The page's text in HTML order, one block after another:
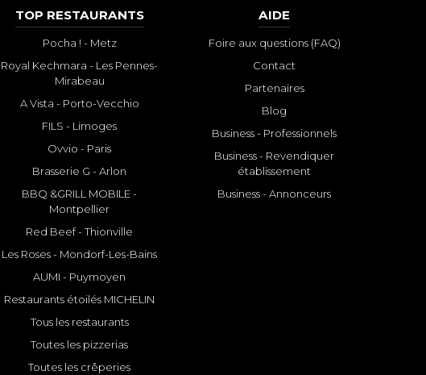
TOP RESTAURANTS
Pocha ! - Metz
Royal Kechmara - Les Pennes-
Mirabeau
A Vista - Porto-Vecchio
FILS - Limoges
Ovvio - Paris
Brasserie G - Arlon
BBQ &GRILL MOBILE -
Montpellier
Red Beef - Thionville
Les Roses - Mondorf-Les-Bains
AUMI - Puymoyen
Restaurants étoilés MICHELIN
Tous les restaurants
Toutes les pizzerias
Toutes les crêperies
AIDE
Foire aux questions (FAQ)
Contact
Partenaires
Blog
Business - Professionnels
Business - Revendiquer
établissement
Business - Annonceurs